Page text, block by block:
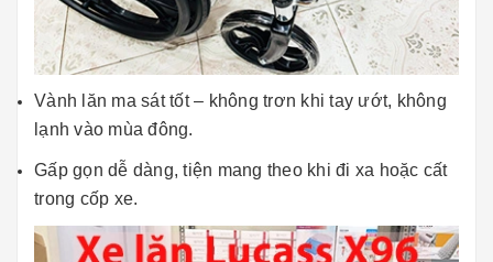
Vành lăn ma sát tốt – không trơn khi tay ướt, không
lạnh vào mùa đông.
Gấp gọn dễ dàng, tiện mang theo khi đi xa hoặc cất
trong cốp xe.